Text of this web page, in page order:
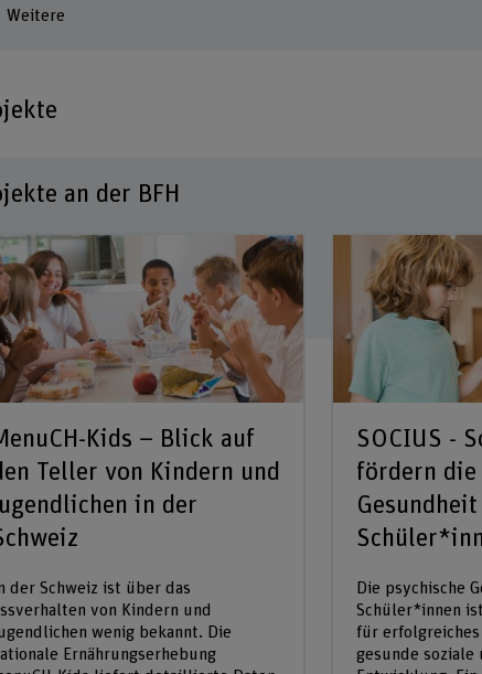
Weitere
an der BFH
Kids – Blick auf
Teller von Kindern und
Jugendlichen in der
der Schweiz ist über das
von Kindern und
wenig bekannt. Die
Ernährungserhebung
SOCIUS -
fördern die
Die psychische
Schüler*innen
für
gesunde soziale